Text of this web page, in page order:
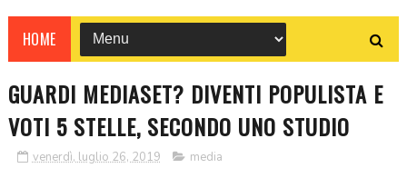
HOME
GUARDI MEDIASET? DIVENTI POPULISTA E
VOTI 5 STELLE, SECONDO UNO STUDIO
venerdì, luglio 26, 2019 media